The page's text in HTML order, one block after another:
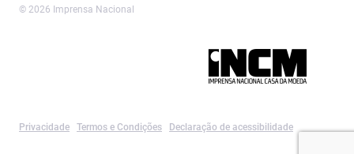
© 2026 Imprensa Nacional
Privacidade Termos e Condições Declaração de acessibilidade